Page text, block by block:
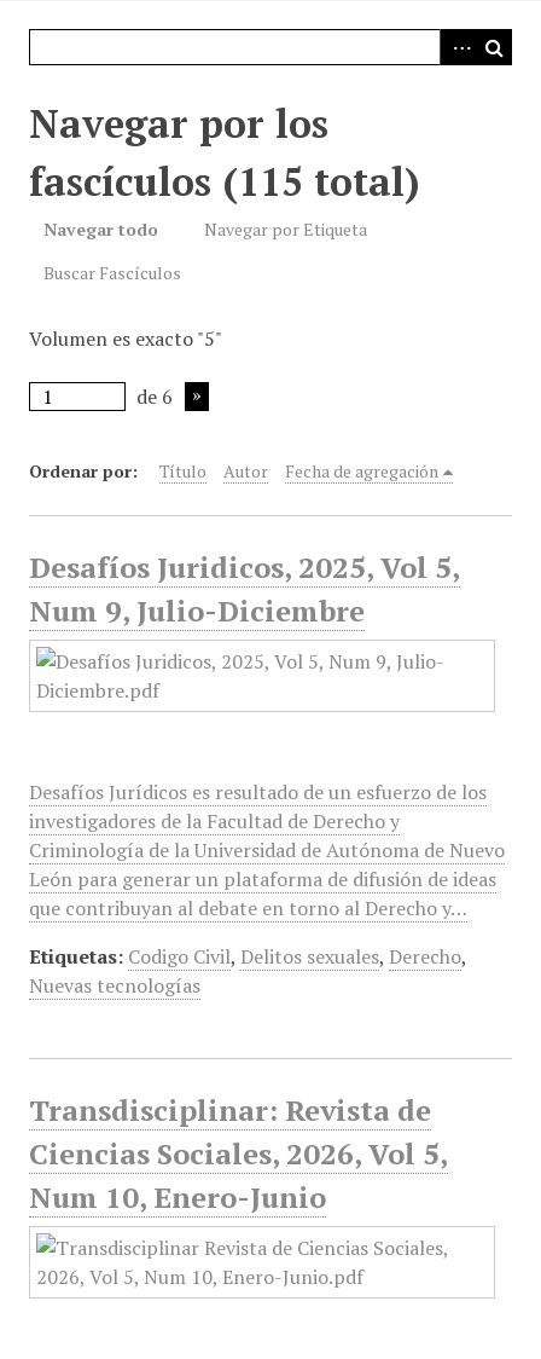
Navegar por los
fascículos (115 total)
Navegar todo
Navegar por Etiqueta
Buscar Fascículos
Volumen es exacto "5"
de 6
Ordenar por: Título Autor Fecha de agregación
Desafíos Juridicos, 2025, Vol 5,
Num 9, Julio-Diciembre
Desafíos Jurídicos es resultado de un esfuerzo de los
investigadores de la Facultad de Derecho y
Criminología de la Universidad de Autónoma de Nuevo
León para generar un plataforma de difusión de ideas
que contribuyan al debate en torno al Derecho y…
Etiquetas: Codigo Civil, Delitos sexuales, Derecho,
Nuevas tecnologías
Transdisciplinar: Revista de
Ciencias Sociales, 2026, Vol 5,
Num 10, Enero-Junio